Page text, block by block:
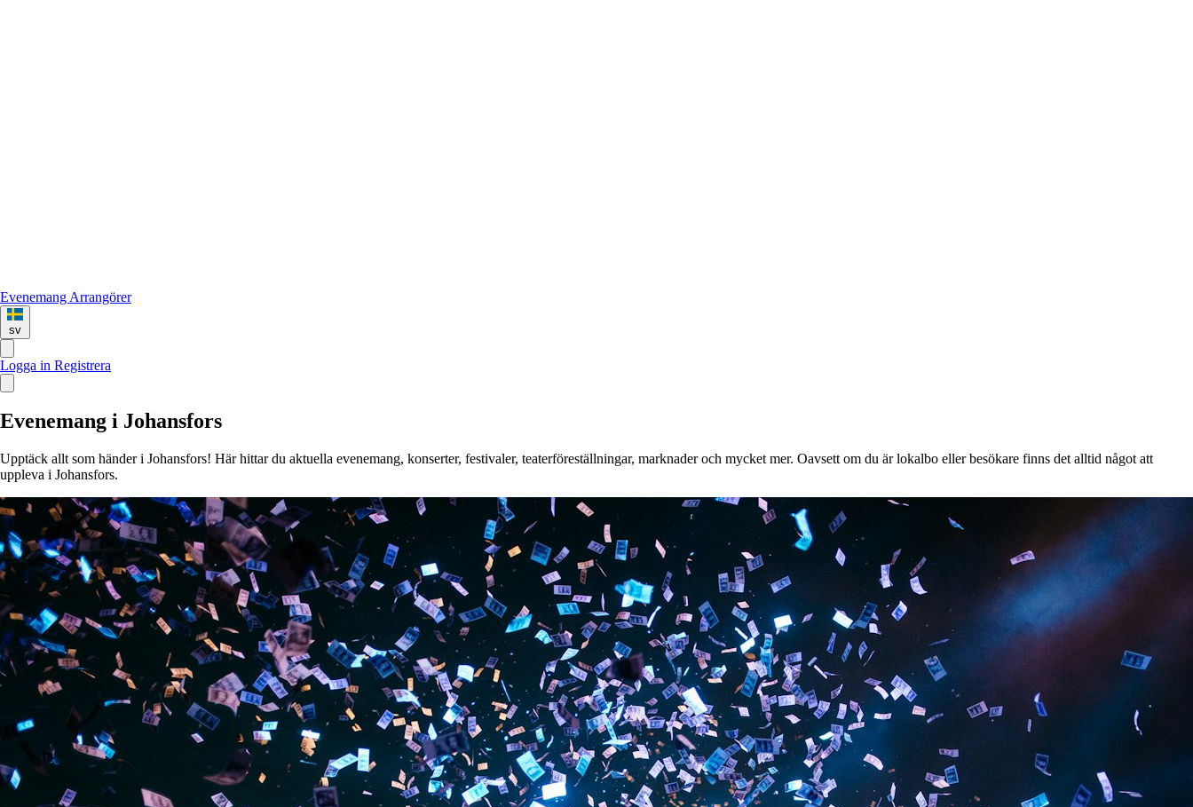
Evenemang Arrangörer
sv
Logga in Registrera
Evenemang i Johansfors
Upptäck allt som händer i Johansfors! Här hittar du aktuella evenemang, konserter, festivaler, teaterföreställningar, marknader och mycket mer. Oavsett om du är lokalbo eller besökare finns det alltid något att
uppleva i Johansfors.